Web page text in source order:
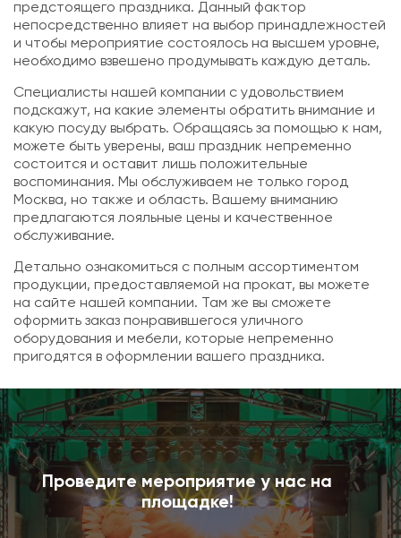
предстоящего праздника. Данный фактор
непосредственно влияет на выбор принадлежностей
и чтобы мероприятие состоялось на высшем уровне,
необходимо взвешено продумывать каждую деталь.
Специалисты нашей компании с удовольствием
подскажут, на какие элементы обратить внимание и
какую посуду выбрать. Обращаясь за помощью к нам,
можете быть уверены, ваш праздник непременно
состоится и оставит лишь положительные
воспоминания. Мы обслуживаем не только город
Москва, но также и область. Вашему вниманию
предлагаются лояльные цены и качественное
обслуживание.
Детально ознакомиться с полным ассортиментом
продукции, предоставляемой на прокат, вы можете
на сайте нашей компании. Там же вы сможете
оформить заказ понравившегося уличного
оборудования и мебели, которые непременно
пригодятся в оформлении вашего праздника.
Проведите мероприятие у нас на
площадке!